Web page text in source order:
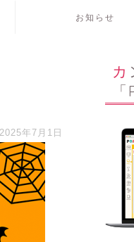
お知らせ
年7月1日
カンタンPOP作成ツール